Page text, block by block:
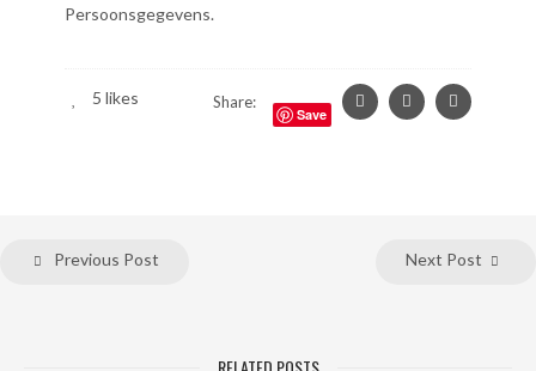
Persoonsgegevens.
5 likes Share:
Save
Previous Post Next Post